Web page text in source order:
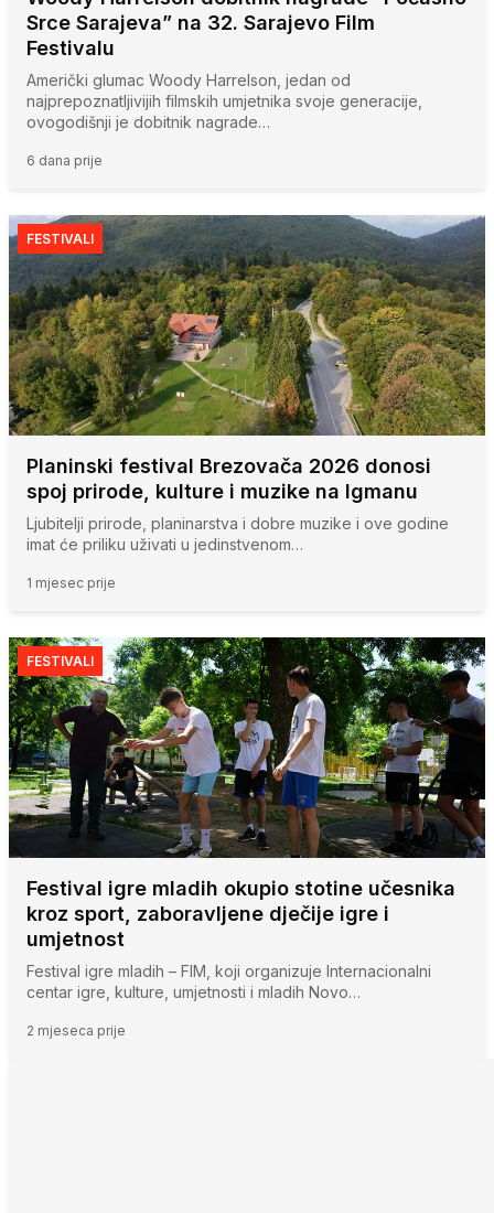
Srce Sarajeva” na 32. Sarajevo Film
Festivalu
Američki glumac Woody Harrelson, jedan od
najprepoznatljivijih filmskih umjetnika svoje generacije,
ovogodišnji je dobitnik nagrade…
6 dana prije
FESTIVALI
Planinski festival Brezovača 2026 donosi
spoj prirode, kulture i muzike na Igmanu
Ljubitelji prirode, planinarstva i dobre muzike i ove godine
imat će priliku uživati u jedinstvenom…
1 mjesec prije
FESTIVALI
Festival igre mladih okupio stotine učesnika
kroz sport, zaboravljene dječije igre i
umjetnost
Festival igre mladih – FIM, koji organizuje Internacionalni
centar igre, kulture, umjetnosti i mladih Novo…
2 mjeseca prije